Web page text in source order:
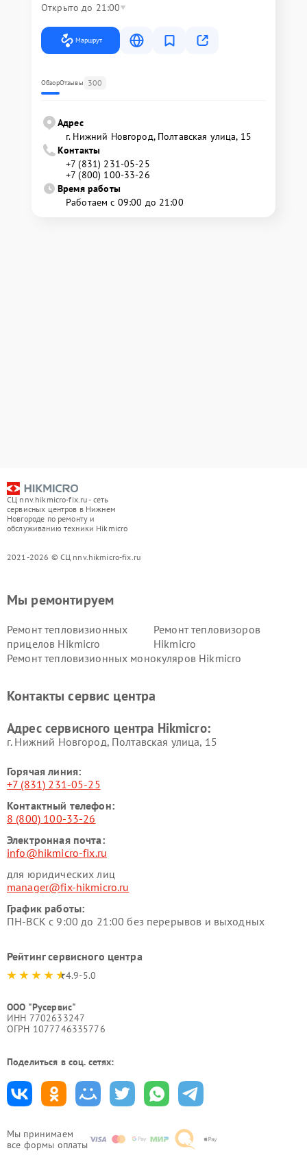
Открыто до 21:00
Маршрут
ОбзорОтзывы 300
Адрес
г. Нижний Новгород, Полтавская улица, 15
Контакты
+7 (831) 231-05-25
+7 (800) 100-33-26
Время работы
Работаем с 09:00 до 21:00
СЦ nnv.hikmicro-fix.ru - сеть
сервисных центров в Нижнем
Новгороде по ремонту и
обслуживанию техники Hikmicro
2021-2026 © СЦ nnv.hikmicro-fix.ru
Мы принимаем
все формы оплаты
Мы ремонтируем
Ремонт тепловизионных
прицелов Hikmicro
Ремонт тепловизоров
Hikmicro
Ремонт тепловизионных монокуляров Hikmicro
Контакты сервис центра
Адрес сервисного центра Hikmicro:
г. Нижний Новгород, Полтавская улица, 15
Горячая линия:
+7 (831) 231-05-25
Контактный телефон:
8 (800) 100-33-26
Электронная почта:
info@hikmicro-fix.ru
для юридических лиц
manager@fix-hikmicro.ru
График работы:
ПН-ВСК с 9:00 до 21:00 без перерывов и выходных
Рейтинг сервисного центра
4.9-5.0
ООО "Русервис"
ИНН 7702633247
ОГРН 1077746335776
Поделиться в соц. сетях: